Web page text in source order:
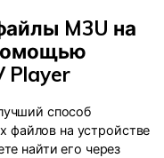
M3U на
Player
способ
файлов на устройстве
найти его через